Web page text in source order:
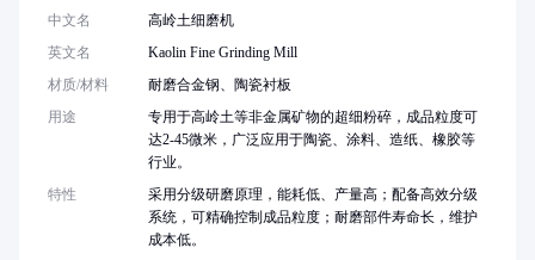
中文名
高岭土细磨机
英文名
Kaolin Fine Grinding Mill
材质/材料
耐磨合金钢、陶瓷衬板
用途
专用于高岭土等非金属矿物的超细粉碎，成品粒度可
达2-45微米，广泛应用于陶瓷、涂料、造纸、橡胶等
行业。
特性
采用分级研磨原理，能耗低、产量高；配备高效分级
系统，可精确控制成品粒度；耐磨部件寿命长，维护
成本低。